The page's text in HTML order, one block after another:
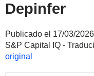
Depinfer
Publicado el 17/03/
S&P Capital IQ -
original